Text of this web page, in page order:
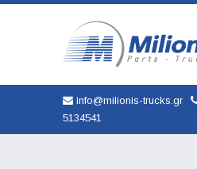
Φορτηγά
Ανταλλακτικά
info@milionis-trucks.gr
5134541